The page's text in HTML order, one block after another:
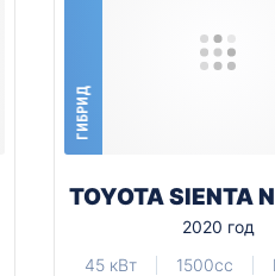
ГИБРИД
TOYOTA SIENTA
2020 год
45 кВт
1500cc